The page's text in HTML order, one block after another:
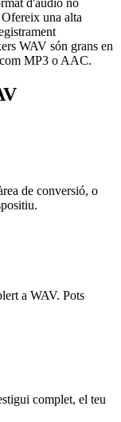
d'àudio no
una alta
WAV són grans en
MP3 o AAC.
de conversió, o
a WAV. Pots
complet, el teu